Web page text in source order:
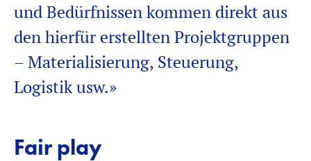
und Bedürfnissen kommen direkt aus
denhierfür erstelltenProjektgruppen
– Materialisierung, Steuerung,
Logistik usw.»
Fair play